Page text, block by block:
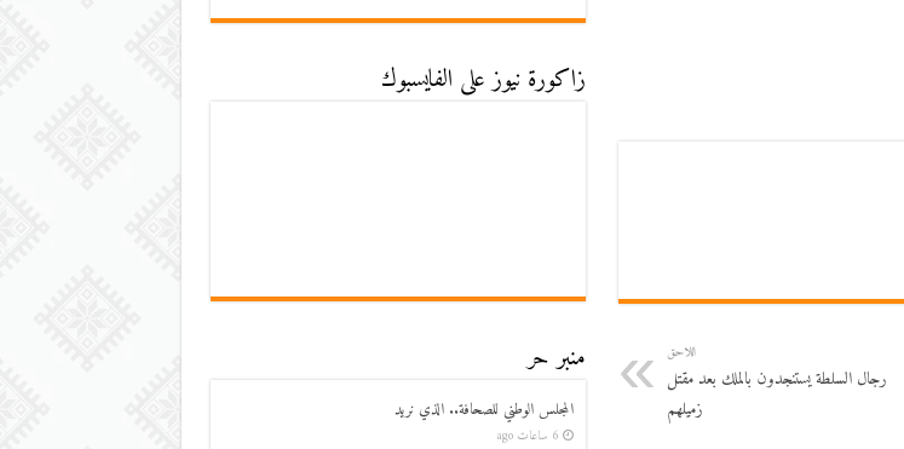
اللاحق
رجال السلطة يستنجدون بالملك بعد مقتل
زميلهم
زاكورة نيوز على الفايسبوك
منبر حر
المجلس الوطني للصحافة.. الذي نريد
6 ساعات ago